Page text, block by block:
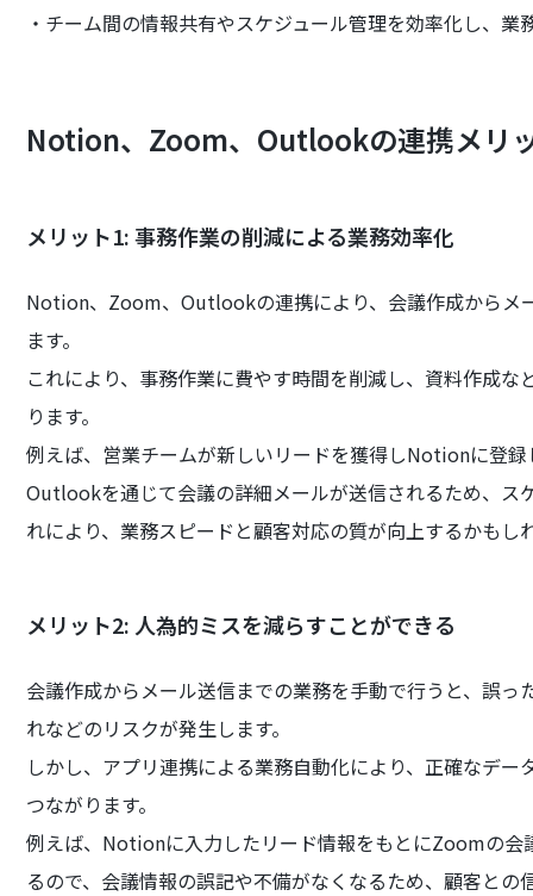
・チーム間の情報共有やスケジュール管理を効率化し、
Notion、Zoom、Outlookの連携メリ
メリット1: 事務作業の削減による業務効率化
Notion、Zoom、Outlookの連携により、会議作成からメ
ます。
これにより、事務作業に費やす時間を削減し、資料作成
ります。
例えば、営業チームが新しいリードを獲得しNotionに登
Outlookを通じて会議の詳細メールが送信されるため、ス
れにより、業務スピードと顧客対応の質が向上するかもし
メリット2: 人為的ミスを減らすことができる
会議作成からメール送信までの業務を手動で行うと、誤
れなどのリスクが発生します。
しかし、アプリ連携による業務自動化により、正確なデ
つながります。
例えば、Notionに入力したリード情報をもとにZoomの
るので、会議情報の誤記や不備がなくなるため、顧客と